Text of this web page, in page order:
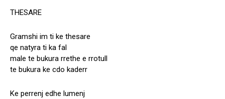
THESARE
Gramshi im ti ke thesare
qe natyra ti ka fal
male te bukura rrethe e rrotull
te bukura ke cdo kaderr
Ke perrenj edhe lumenj